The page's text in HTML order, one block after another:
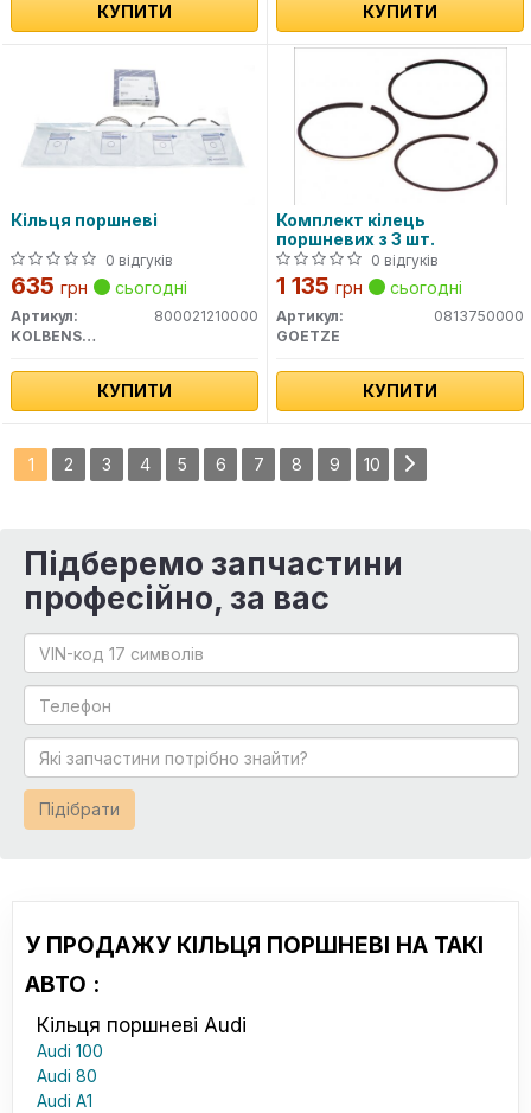
КУПИТИ КУПИТИ
Кільця поршневі
0 відгуків
635 грн сьогодні
Артикул:
800021210000
KOLBENSCHMIDT
КУПИТИ
Комплект кілець
поршневих з 3 шт.
0 відгуків
1 135 грн сьогодні
Артикул:
0813750000
GOETZE
КУПИТИ
1 2 3 4 5 6 7 8 9 10
Підберемо запчастини
професійно, за вас
Підібрати
У ПРОДАЖУ КІЛЬЦЯ ПОРШНЕВІ НА ТАКІ
АВТО :
Кільця поршневі Audi
Audi 100
Audi 80
Audi A1